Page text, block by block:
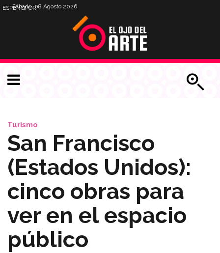
Sábado, 08 Agosto 2026
ESPENGPORT
Turismo
San Francisco
(Estados Unidos):
cinco obras para
ver en el espacio
público